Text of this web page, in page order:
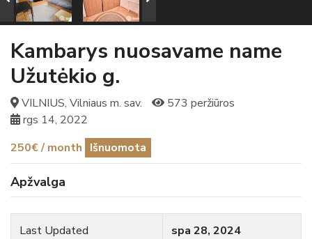
Kambarys nuosavame name
Užutėkio g.
VILNIUS, Vilniaus m. sav.
573 peržiūros
rgs 14, 2022
250€ / month Išnuomota
Apžvalga
Last Updated spa 28, 2024